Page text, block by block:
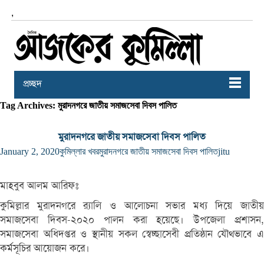
,
প্রচ্ছদ
Tag Archives: মুরাদনগরে জাতীয় সমাজসেবা দিবস পালিত
মুরাদনগরে জাতীয় সমাজসেবা দিবস পালিত
January 2, 2020কুমিল্লার খবরমুরাদনগরে জাতীয় সমাজসেবা দিবস পালিতjitu
মাহবুব আলম আরিফঃ
কুমিল্লার মুরাদনগরে র‌্যালি ও আলোচনা সভার মধ্য দিয়ে জাতীয়
সমাজসেবা দিবস-২০২০ পালন করা হয়েছে। উপজেলা প্রশাসন,
সমাজসেবা অধিদপ্তর ও স্থানীয় সকল স্বেচ্ছাসেবী প্রতিষ্ঠান যৌথভাবে এ
কর্মসূচির আয়োজন করে।